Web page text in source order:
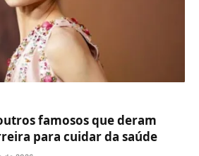
famosos que deram
para cuidar da saúde